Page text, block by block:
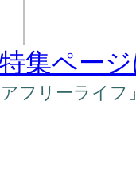
集ペー
フリーライフ